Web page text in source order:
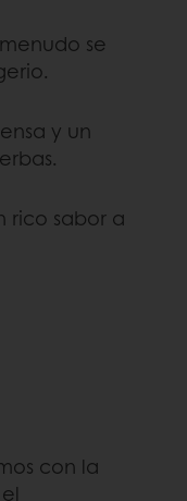
se
y un
rico sabor a
con la